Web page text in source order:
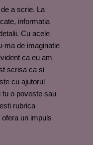
a scrie. La
informatia
Cu acele
ma de imaginatie
ca eu am
scrisa ca si
cu ajutorul
o poveste sau
rubrica
un impuls